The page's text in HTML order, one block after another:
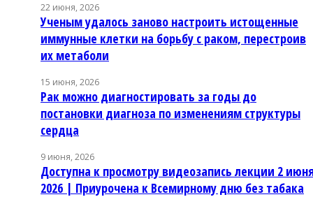
22 июня, 2026
Ученым удалось заново настроить истощенные
иммунные клетки на борьбу с раком, перестроив
их метаболи
15 июня, 2026
Рак можно диагностировать за годы до
постановки диагноза по изменениям структуры
сердца
9 июня, 2026
Доступна к просмотру видеозапись лекции 2
2026 | Приурочена к Всемирному дню без табака